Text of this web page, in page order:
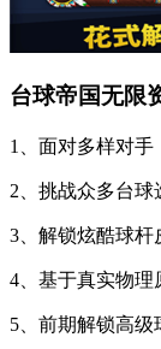
台球帝国无限
1、面对多样对手
2、挑战众多台球
3、解锁炫酷球杆
4、基于真实物理
5、前期解锁高级